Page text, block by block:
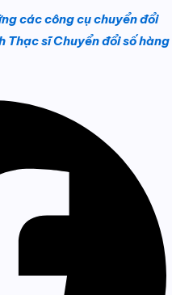
các công cụ chuyển đổi
sĩ Chuyển đổi số hàng